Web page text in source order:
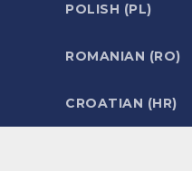
POLISH (PL)
ROMANIAN (RO)
CROATIAN (HR)